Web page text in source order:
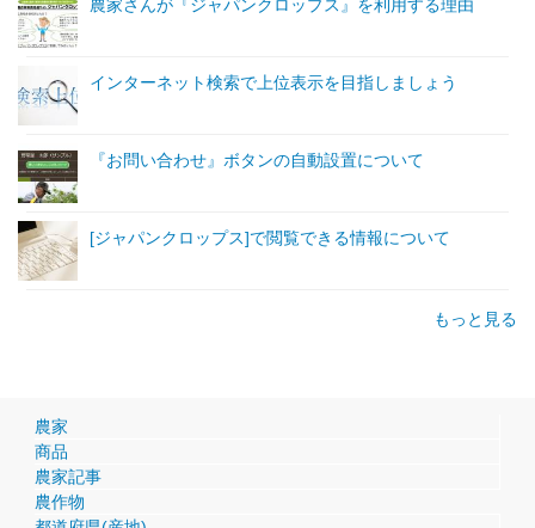
農家さんが『ジャパンクロップス』を利用する理由
インターネット検索で上位表示を目指しましょう
『お問い合わせ』ボタンの自動設置について
[ジャパンクロップス]で閲覧できる情報について
もっと見る
農家
商品
農家記事
農作物